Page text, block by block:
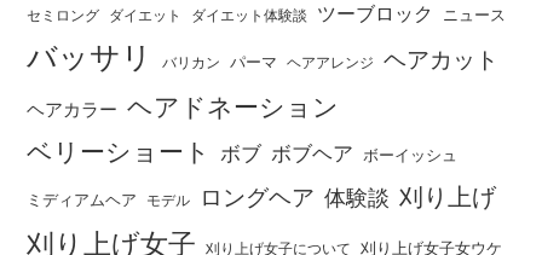
セミロング ダイエット ダイエット体験談 ツーブロック ニュース
バッサリ バリカン パーマ ヘアアレンジ ヘアカット
ヘアカラー ヘアドネーション
ベリーショート
ボブ ボブヘア ボーイッシュ
ミディアムヘア モデル ロングヘア 体験談 刈り上げ
刈り上げ女子 刈り上げ女子について 刈り上げ女子女ウケ